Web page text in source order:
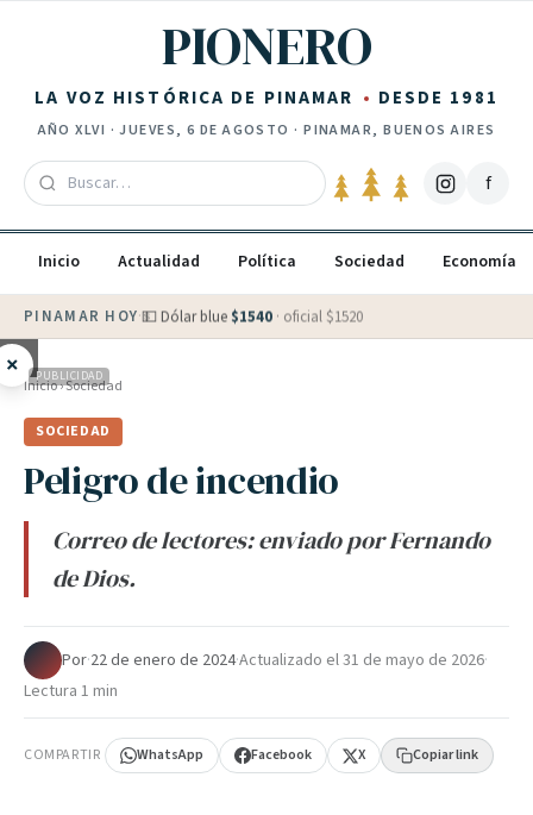
PIONERO
LA VOZ HISTÓRICA DE PINAMAR DESDE 1981
AÑOXLVI ·JUEVES, 6 DE AGOSTO · PINAMAR, BUENOS AIRES
f
Inicio Actualidad Política Sociedad Economía
PINAMAR HOY·💵 Dólar blue $1540 · oficial $1520
× PUBLICIDAD
Inicio›Sociedad
SOCIEDAD
Peligro de incendio
Correo de lectores: enviado por Fernando
de Dios.
Por·22 de enero de 2024·Actualizado el31 de mayo de 2026·
Lectura 1 min
COMPARTIR WhatsApp Facebook X Copiar link